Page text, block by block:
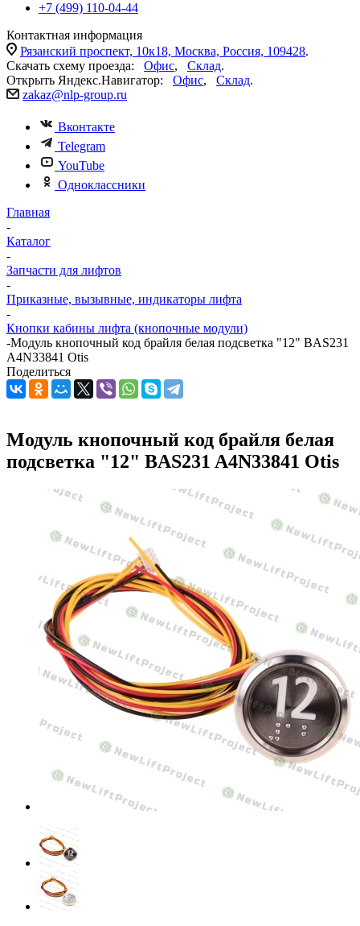
+7 (499) 110-04-44
Контактная информация
Рязанский проспект, 10к18, Москва, Россия, 109428.
Скачать схему проезда: Офис, Склад.
Открыть Яндекс.Навигатор: Офис, Склад.
zakaz@nlp-group.ru
Вконтакте
Telegram
YouTube
Одноклассники
Главная
-
Каталог
-
Запчасти для лифтов
-
Приказные, вызывные, индикаторы лифта
-
Кнопки кабины лифта (кнопочные модули)
-Модуль кнопочный код брайля белая подсветка "12" BAS231
A4N33841 Otis
Поделиться
Модуль кнопочный код брайля белая
подсветка "12" BAS231 A4N33841 Otis